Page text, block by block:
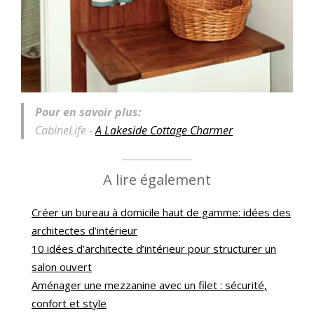
Pour en savoir plus:
CabineLife -A Lakeside Cottage Charmer
A lire également
Créer un bureau à domicile haut de gamme: idées des
architectes d’intérieur
10 idées d’architecte d’intérieur pour structurer un
salon ouvert
Aménager une mezzanine avec un filet : sécurité,
confort et style